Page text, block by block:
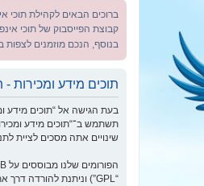
ברוכים הבאים לקהילת תוכי
קבוצת הפייסבוק של תוכי
בנוסף, הנכם מוזמנים לצפות
תוכים מידע ומכירות
תשתמש ב־“תוכים מידע
שינויים אתה מסכים לציית
הפורומים שלנו מבוססים על phpBB (להלן “הם”, “אותם”, “שלהם”, “מערכת phpBB”, “www.phpbb.co.il”, “קבוצת phpBB”, “צוות phpBB הישראלי”) אשר הינה מערכת בולטיין המשוחררת תחת הסכם “
“GPL”) וניתנת להורדה דרך אתר